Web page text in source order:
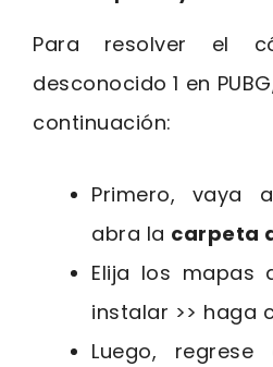
Para resolver el
desconocido 1 en
continuación:
Primero, vaya
abra la carpeta
Elija los mapas
instalar >> haga
Luego,